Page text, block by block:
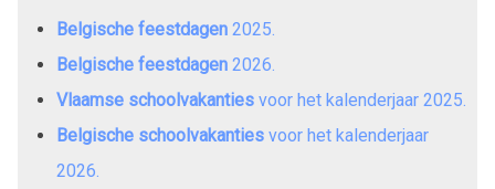
Belgische feestdagen 2025
Belgische feestdagen 2026
Vlaamse schoolvakanties voor het kalenderjaar 2025
Belgische schoolvakanties voor het kalenderjaar
2026